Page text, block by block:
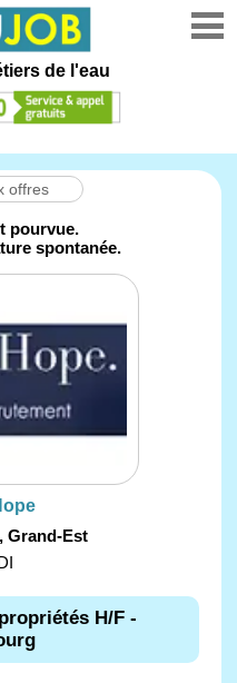
de l'eau
offres
pourvue.
spontanée.
Grand-Est
H/F -